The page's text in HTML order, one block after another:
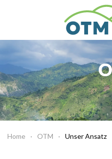
Zum Hauptinhalt springen
Home OTM Unser Ansatz